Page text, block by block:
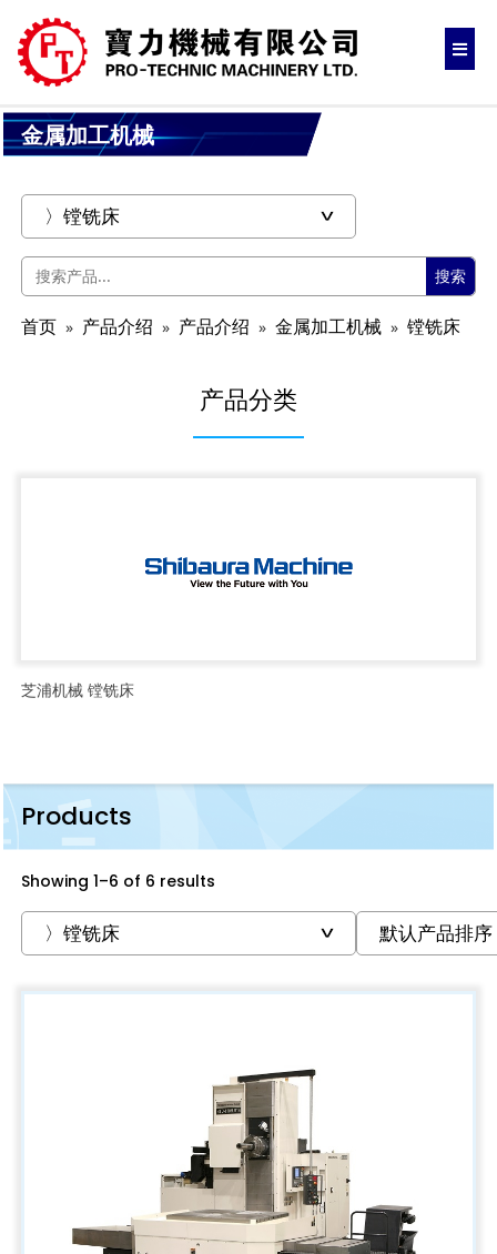
金属加工机械
搜索
首页 产品介绍 产品介绍 金属加工机械 镗铣床
产品分类
芝浦机械 镗铣床
Products
Showing 1–6 of 6 results